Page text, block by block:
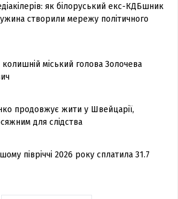
як білоруський екс-КДБшник
створили мережу політичного
колишній міський голова Золочева
продовжує жити у Швейцарії,
для слідства
півріччі 2026 року сплатила 31.7